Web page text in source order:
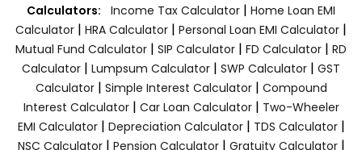
Calculators: Income Tax Calculator | Home Loan EMI
Calculator | HRA Calculator | Personal Loan EMI Calculator |
Mutual Fund Calculator | SIP Calculator | FD Calculator | RD
Calculator | Lumpsum Calculator | SWP Calculator | GST
Calculator| Simple Interest Calculator| Compound
Interest Calculator| Car Loan Calculator| Two-Wheeler
EMI Calculator| Depreciation Calculator| TDS Calculator|
NSC Calculator| Pension Calculator| Gratuity Calculator|